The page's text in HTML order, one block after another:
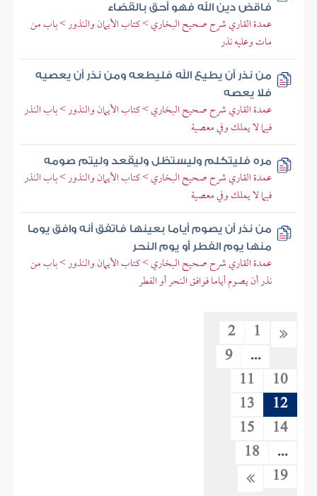
فاقض دين الله فهو أحق بالقضاء
عمدة القاري شرح صحيح البخاري > كتاب الأيمان والنذور > باب من
مات وعليه نذر
من نذر أن يطيع الله فليطعه ومن نذر أن يعصيه
فلا يعصه
عمدة القاري شرح صحيح البخاري > كتاب الأيمان والنذور > باب النذر
فيما لا يملك وفي معصية
مره فليتكلم وليستظل وليقعد وليتم صومه
عمدة القاري شرح صحيح البخاري > كتاب الأيمان والنذور > باب النذر
فيما لا يملك وفي معصية
من نذر أن يصوم أياما بعينها فاتفق أنه وافق يوما
منها يوم الفطر أو يوم النحر
عمدة القاري شرح صحيح البخاري > كتاب الأيمان والنذور > باب من
نذر أن يصوم أياما فوافق النحر أو الفطر
1
2
...
9
10
11
12
13
14
15
...
18
19